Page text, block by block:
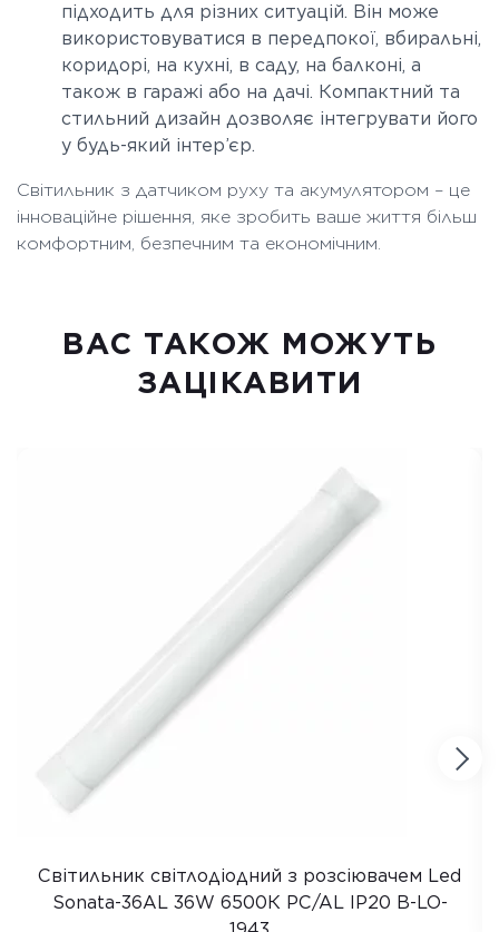
підходить для різних ситуацій. Він може
використовуватися в передпокої, вбиральні,
коридорі, на кухні, в саду, на балконі, а
також в гаражі або на дачі. Компактний та
стильний дизайн дозволяє інтегрувати його
у будь-який інтер’єр.
Світильник з датчиком руху та акумулятором – це
інноваційне рішення, яке зробить ваше життя більш
комфортним, безпечним та економічним.
ВАC ТАКОЖ МОЖУТЬ
ЗАЦІКАВИТИ
Світильник світлодіодний з розсіювачем Led
Sonata-36AL 36W 6500К PC/AL IP20 B-LO-